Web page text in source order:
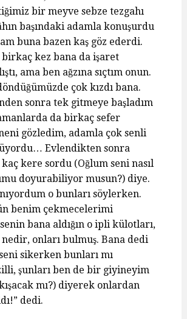
bir meyve sebze tezgahı
başındaki adamla konuşurdu
buna bazen kaş göz ederdi.
kez bana da işaret
ama ben ağzına sıçtım onun.
çok kızdı bana.
sonra tek gitmeye başladım
da birkaç sefer
gözledim, adamla çok senli
Evlendikten sonra
kere sordu (Oğlum seni nasıl
doyurabiliyor musun?) diye.
o bunları söylerken.
benim çekmecelerimi
senin bana aldığın o ipli külotları,
nedir, onları bulmuş. Bana dedi
sikerken bunları mı
şunları ben de bir giyineyim
mı?) diyerek onlardan
dedi.